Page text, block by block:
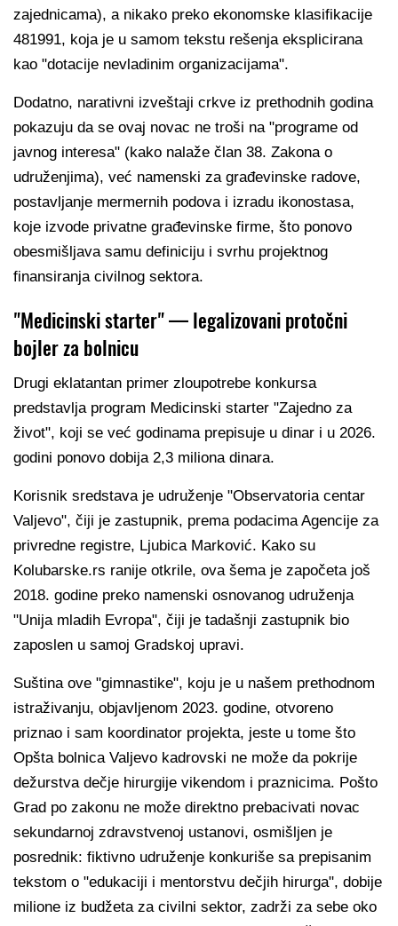
zajednicama), a nikako preko ekonomske klasifikacije
481991, koja je u samom tekstu rešenja eksplicirana
kao "dotacije nevladinim organizacijama".
Dodatno, narativni izveštaji crkve iz prethodnih godina
pokazuju da se ovaj novac ne troši na "programe od
javnog interesa" (kako nalaže član 38. Zakona o
udruženjima), već namenski za građevinske radove,
postavljanje mermernih podova i izradu ikonostasa,
koje izvode privatne građevinske firme, što ponovo
obesmišljava samu definiciju i svrhu projektnog
finansiranja civilnog sektora.
"Medicinski starter" — legalizovani protočni
bojler za bolnicu
Drugi eklatantan primer zloupotrebe konkursa
predstavlja program Medicinski starter "Zajedno za
život", koji se već godinama prepisuje u dinar i u 2026.
godini ponovo dobija 2,3 miliona dinara.
Korisnik sredstava je udruženje "Observatoria centar
Valjevo", čiji je zastupnik, prema podacima Agencije za
privredne registre, Ljubica Marković. Kako su
Kolubarske.rs ranije otkrile, ova šema je započeta još
2018. godine preko namenski osnovanog udruženja
"Unija mladih Evropa", čiji je tadašnji zastupnik bio
zaposlen u samoj Gradskoj upravi.
Suština ove "gimnastike", koju je u našem prethodnom
istraživanju, objavljenom 2023. godine, otvoreno
priznao i sam koordinator projekta, jeste u tome što
Opšta bolnica Valjevo kadrovski ne može da pokrije
dežurstva dečje hirurgije vikendom i praznicima. Pošto
Grad po zakonu ne može direktno prebacivati novac
sekundarnoj zdravstvenoj ustanovi, osmišljen je
posrednik: fiktivno udruženje konkuriše sa prepisanim
tekstom o "edukaciji i mentorstvu dečjih hirurga", dobije
milione iz budžeta za civilni sektor, zadrži za sebe oko